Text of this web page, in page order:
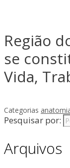
Região
se
Vida,
Categorias
Pesquisar por:
Arquivos